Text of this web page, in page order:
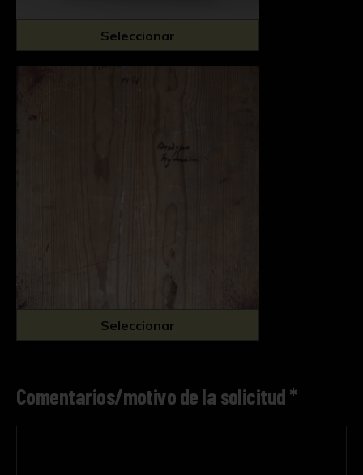
Seleccionar
Seleccionar
Comentarios/motivo de la solicitud *